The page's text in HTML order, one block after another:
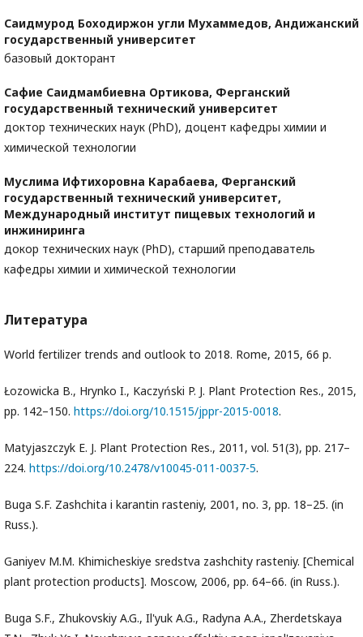
Саидмурод Боходиржон угли Мухаммедов, Андижанский
государственный университет
базовый докторант
Сафие Саидмамбиевна Ортикова, Ферганский
государственный технический университет
доктор технических наук (PhD), доцент кафедры химии и
химической технологии
Муслима Ифтихоровна Карабаева, Ферганский
государственный технический университет,
Международный институт пищевых технологий и
инжиниринга
докор технических наук (PhD), старший преподаватель
кафедры химии и химической технологии
Литература
World fertilizer trends and outlook to 2018. Rome, 2015, 66 p.
Łozowicka B., Hrynko I., Kaczyński P. J. Plant Protection Res., 2015,
pp. 142–150. https://doi.org/10.1515/jppr-2015-0018.
Matyjaszczyk E. J. Plant Protection Res., 2011, vol. 51(3), pp. 217–
224. https://doi.org/10.2478/v10045-011-0037-5.
Buga S.F. Zashchita i karantin rasteniy, 2001, no. 3, pp. 18–25. (in
Russ.).
Ganiyev M.M. Khimicheskiye sredstva zashchity rasteniy. [Chemical
plant protection products]. Moscow, 2006, pp. 64–66. (in Russ.).
Buga S.F., Zhukovskiy A.G., Il'yuk A.G., Radyna A.A., Zherdetskaya